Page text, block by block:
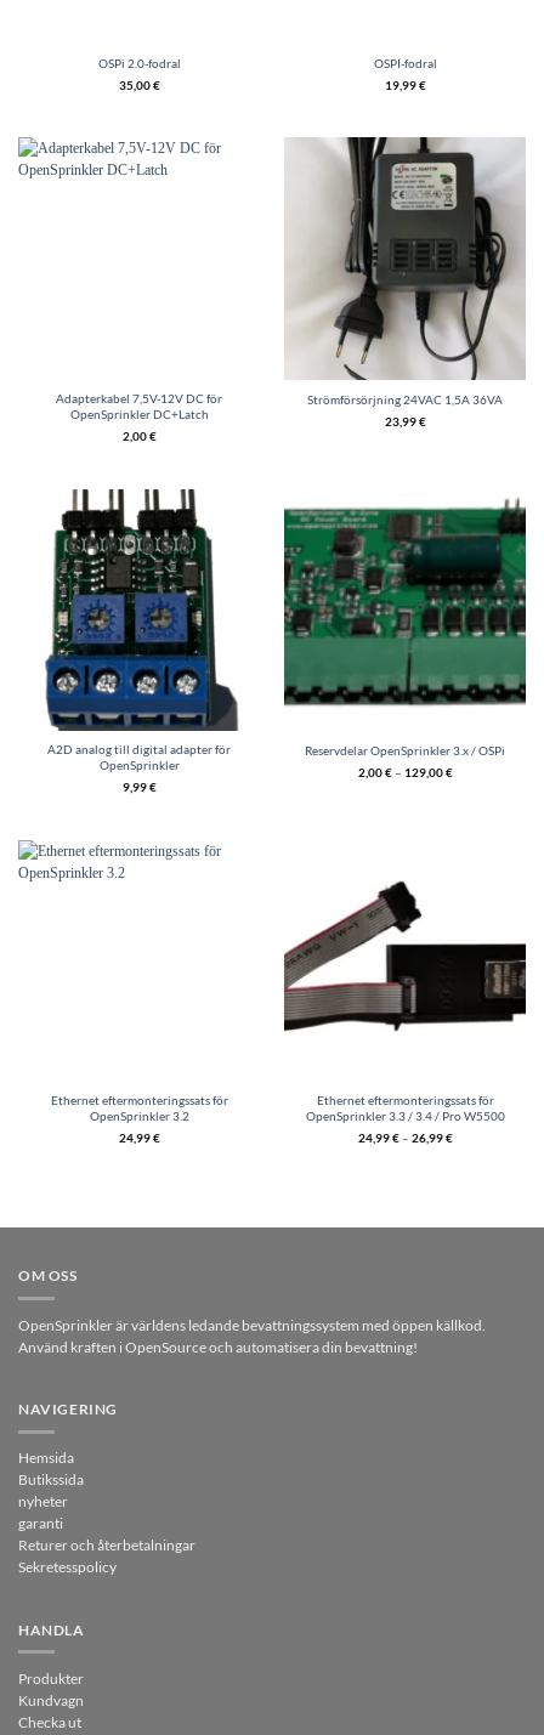
OSPi 2.0-fodral
35,00€
OSPI-fodral
19,99€
Adapterkabel 7,5V-12V DC för
OpenSprinkler DC+Latch
2,00€
Strömförsörjning 24VAC 1,5A 36VA
23,99€
A2D analog till digital adapter för
OpenSprinkler
9,99€
Reservdelar OpenSprinkler 3.x / OSPi
2,00€– 129,00€
Ethernet eftermonteringssats för
OpenSprinkler 3.2
24,99€
Ethernet eftermonteringssats för
OpenSprinkler 3.3 / 3.4 / Pro W5500
24,99€– 26,99€
OM OSS
OpenSprinkler är världens ledande bevattningssystem med öppen källkod.
Använd kraften i OpenSource och automatisera din bevattning!
NAVIGERING
Hemsida
Butikssida
nyheter
garanti
Returer och återbetalningar
Sekretesspolicy
HANDLA
Produkter
Kundvagn
Checka ut